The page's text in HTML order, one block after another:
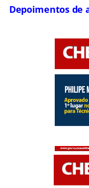
Depoimentos de